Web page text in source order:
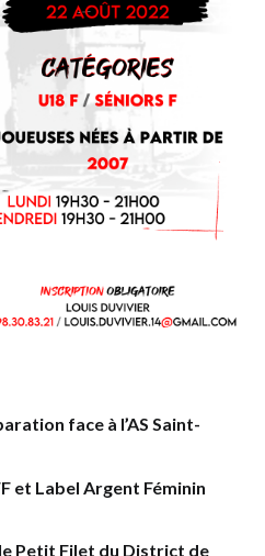
face à l’AS Saint-
et Label Argent Féminin
le Petit Filet du District de